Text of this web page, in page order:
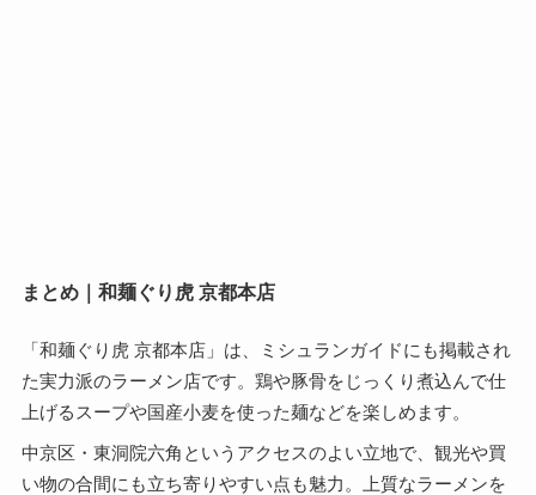
まとめ｜和麺ぐり虎 京都本店
「和麺ぐり虎 京都本店」は、ミシュランガイドにも掲載され
た実力派のラーメン店です。鶏や豚骨をじっくり煮込んで仕
上げるスープや国産小麦を使った麺などを楽しめます。
中京区・東洞院六角というアクセスのよい立地で、観光や買
い物の合間にも立ち寄りやすい点も魅力。上質なラーメンを